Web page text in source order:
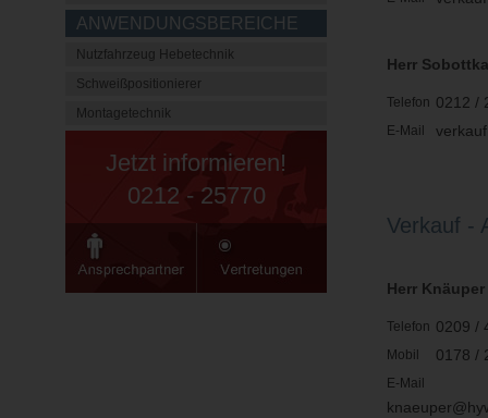
ANWENDUNGSBEREICHE
Nutzfahrzeug Hebetechnik
Schweißpositionierer
Montagetechnik
Jetzt informieren!
0212 - 25770
Herr Sobottka
Telefon 0212 /
E-Mail
Verkauf -
Herr Knäuper
Telefon 0209 /
Mobil 0178 /
E-Mail